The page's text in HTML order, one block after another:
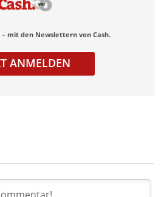
– mit den Newslettern von Cash.
ANMELDEN